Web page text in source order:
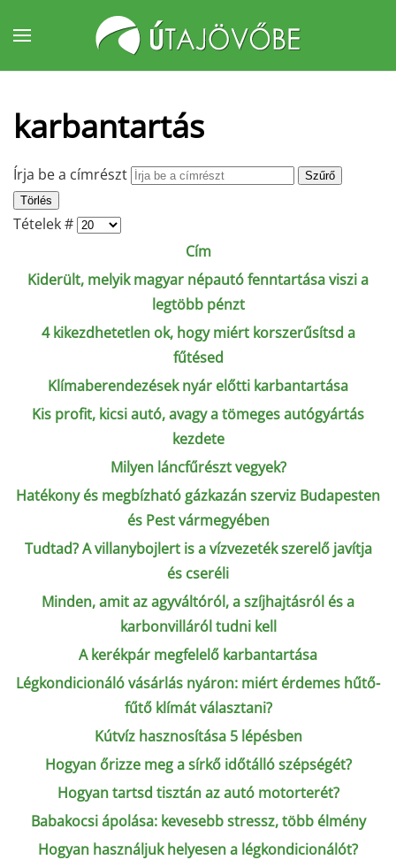
Fő tartalom átugrása
karbantartás
Írja be a címrészt
Szűrő
Törlés
Tételek #
Cím
Kiderült, melyik magyar népautó fenntartása viszi a
legtöbb pénzt
4 kikezdhetetlen ok, hogy miért korszerűsítsd a
fűtésed
Klímaberendezések nyár előtti karbantartása
Kis profit, kicsi autó, avagy a tömeges autógyártás
kezdete
Milyen láncfűrészt vegyek?
Hatékony és megbízható gázkazán szerviz Budapesten
és Pest vármegyében
Tudtad? A villanybojlert is a vízvezeték szerelő javítja
és cseréli
Minden, amit az agyváltóról, a szíjhajtásról és a
karbonvilláról tudni kell
A kerékpár megfelelő karbantartása
Légkondicionáló vásárlás nyáron: miért érdemes hűtő-
fűtő klímát választani?
Kútvíz hasznosítása 5 lépésben
Hogyan őrizze meg a sírkő időtálló szépségét?
Hogyan tartsd tisztán az autó motorterét?
Babakocsi ápolása: kevesebb stressz, több élmény
Hogyan használjuk helyesen a légkondicionálót?